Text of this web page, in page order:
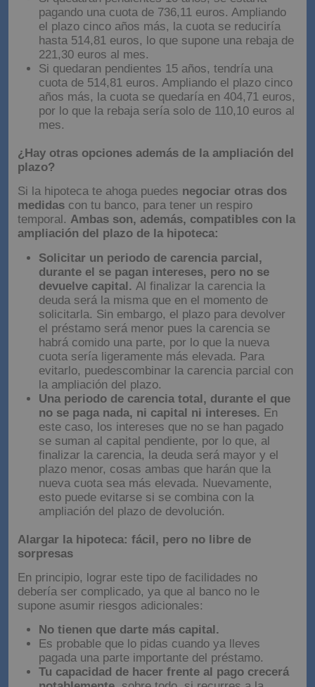
Si quedaran pendientes 10 años, se estaría
pagando una cuota de 736,11 euros. Ampliando
el plazo cinco años más, la cuota se reduciría
hasta 514,81 euros, lo que supone una rebaja de
221,30 euros al mes.
Si quedaran pendientes 15 años, tendría una
cuota de 514,81 euros. Ampliando el plazo cinco
años más, la cuota se quedaría en 404,71 euros,
por lo que la rebaja sería solo de 110,10 euros al
¿Hay otras opciones además de la ampliación del
plazo?
Si la hipoteca te ahoga puedes negociar otras dos
medidascon tu banco, para tener un respiro
temporal.Ambas son, además, compatibles con la
ampliación del plazo de la hipoteca:
Solicitar un periodo de carencia parcial,
durante el se pagan intereses, pero no se
devuelve capital.Al finalizar la carencia la
deuda será la misma que en el momento de
solicitarla. Sin embargo, el plazo para devolver
el préstamo será menor pues la carencia se
habrá comido una parte, por lo que la nueva
cuota sería ligeramente más elevada. Para
evitarlo, puedescombinar la carencia parcial con
la ampliación del plazo.
Una periodo de carencia total, durante el que
no se paga nada, ni capital ni intereses.En
este caso, los intereses que no se han pagado
se suman al capital pendiente, por lo que, al
finalizar la carencia, la deuda será mayor y el
plazo menor, cosas ambas que harán que la
nueva cuota sea más elevada. Nuevamente,
esto puede evitarse si se combina con la
Alargar la hipoteca: fácil, pero no libre de
sorpresas
En principio, lograr este tipo de facilidades no
debería ser complicado, ya que al banco no le
supone asumir riesgos adicionales:
No tienen que darte más capital.
Es probable que lo pidas cuando ya lleves
pagada una parte importante del préstamo.